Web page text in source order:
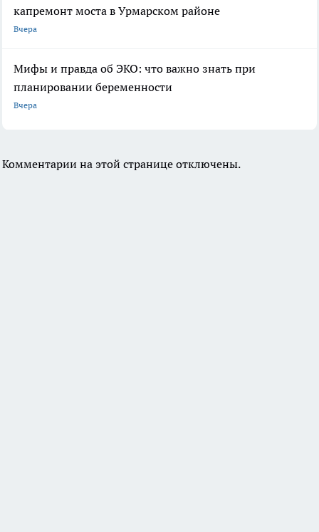
капремонт моста в Урмарском районе
Вчера
Мифы и правда об ЭКО: что важно знать при
планировании беременности
Вчера
Комментарии на этой странице отключены.